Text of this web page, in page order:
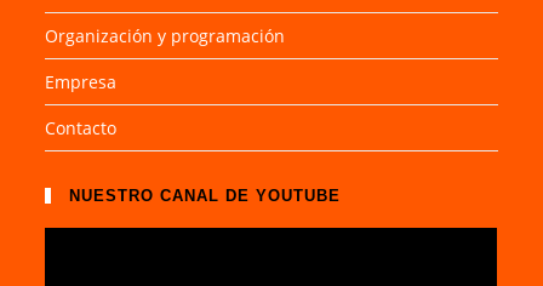
Organización y programación
Empresa
Contacto
NUESTRO CANAL DE YOUTUBE